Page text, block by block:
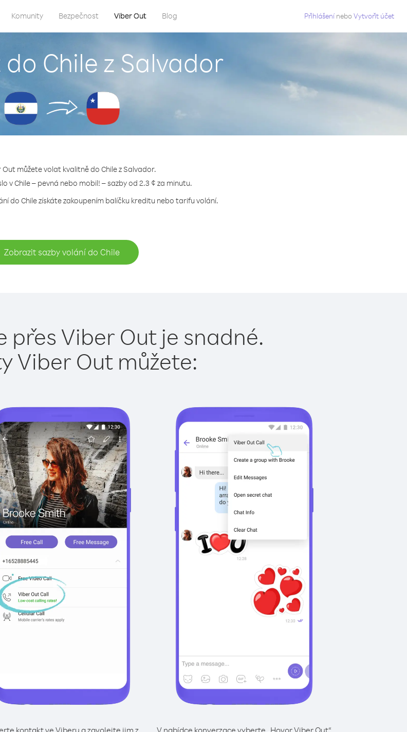
Komunity Bezpečnost Viber Out Blog Přihlášení neboVytvořit účet
Chile z Salvador
Out můžete volat kvalitně do Chile z Salvador.
v Chile – pevná nebo mobil! – sazby od 2.3 ¢ za minutu.
do Chile získáte zakoupením balíčku kreditu nebo tarifu volání.
Zobrazit sazby volání do Chile
přes Viber Out je snadné.
Viber Out můžete:
kontakt ve Viberu a zavolejte jim z
V nabídce konverzace vyberte „Hovor Viber Out“